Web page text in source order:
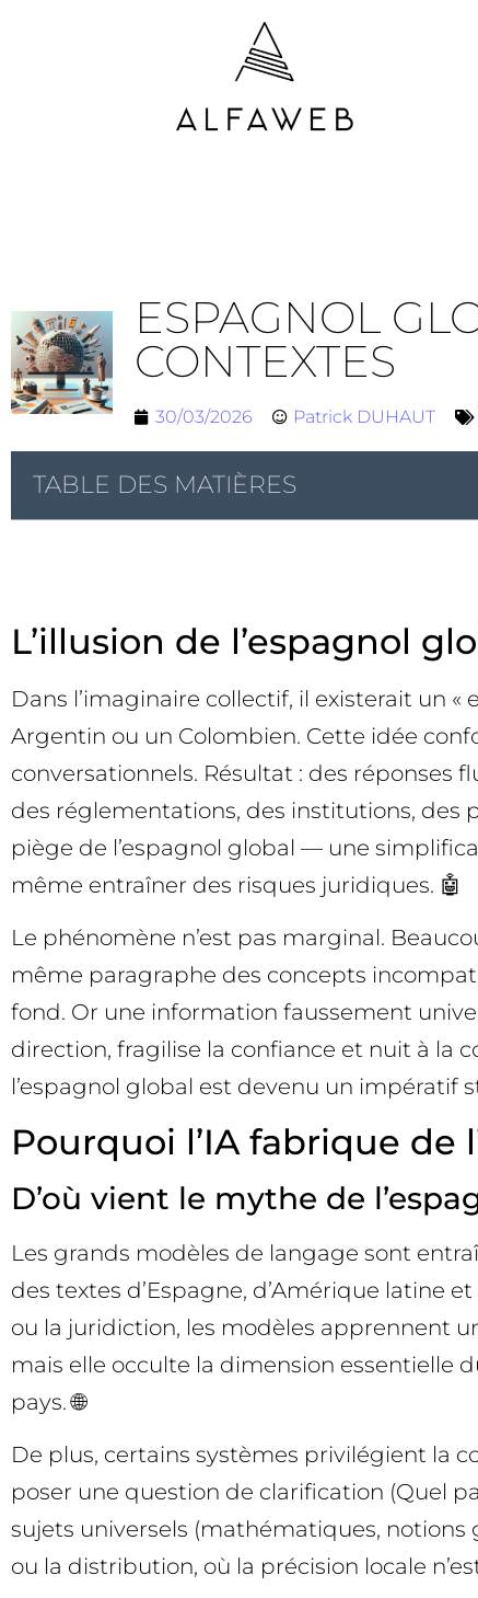
ESPAGNOL
CONTEXTES
30/03/2026 Patrick DUHAUT
TABLE DES MATIÈRES
L’illusion de l’espagnol
Dans l’imaginaire collectif, il existerait un
Argentin ou un Colombien. Cette idée
conversationnels. Résultat : des réponses
des réglementations, des institutions, des
piège de l’espagnol global — une
même entraîner des risques juridiques. 🤖
Le phénomène n’est pas marginal.
même paragraphe des concepts
fond. Or une information faussement
direction, fragilise la confiance et nuit à la
l’espagnol global est devenu un impératif
Pourquoi l’IA fabrique de
D’où vient le mythe de
Les grands modèles de langage sont
des textes d’Espagne, d’Amérique latine
ou la juridiction, les modèles apprennent
mais elle occulte la dimension essentielle
pays. 🌐
De plus, certains systèmes privilégient la
poser une question de clarification (Quel
sujets universels (mathématiques, notions
ou la distribution, où la précision locale